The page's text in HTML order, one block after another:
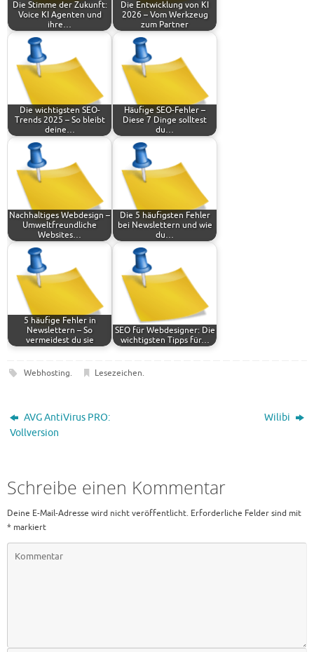
Die Stimme der Zukunft:
Voice KI Agenten und
ihre…
Die Entwicklung von KI
2026 – Vom Werkzeug
zum Partner
Die wichtigsten SEO-
Trends 2025 – So bleibt
deine…
Häufige SEO-Fehler –
Diese 7 Dinge solltest
du…
Nachhaltiges Webdesign –
Umweltfreundliche
Websites…
Die 5 häufigsten Fehler
bei Newslettern und wie
du…
5 häufige Fehler in
Newslettern – So
vermeidest du sie
SEO für Webdesigner: Die
wichtigsten Tipps für…
Webhosting. Lesezeichen.
AVG AntiVirus PRO:
Vollversion
Wilibi
Schreibe einen Kommentar
Deine E-Mail-Adresse wird nicht veröffentlicht. Erforderliche Felder sind mit
* markiert